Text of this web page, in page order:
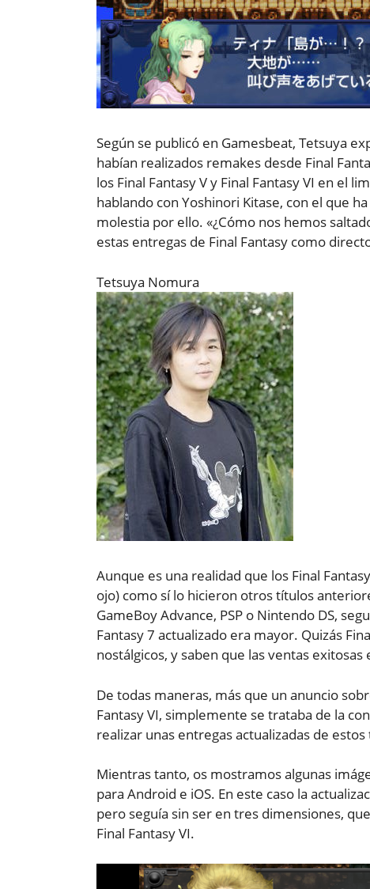
Según se publicó en Gamesbeat, Tetsuya
habían realizados remakes desde Final
los Final Fantasy V y Final Fantasy VI en el
hablando con Yoshinori Kitase, con el que
molestia por ello. «¿Cómo nos hemos
estas entregas de Final Fantasy como
Tetsuya Nomura
Aunque es una realidad que los Final
ojo) como sí lo hicieron otros títulos
GameBoy Advance, PSP o Nintendo DS,
Fantasy 7 actualizado era mayor. Quizás
nostálgicos, y saben que las ventas
De todas maneras, más que un anuncio
Fantasy VI, simplemente se trataba de la
realizar unas entregas actualizadas de
Mientras tanto, os mostramos algunas
para Android e iOS. En este caso la
pero seguía sin ser en tres dimensiones,
Final Fantasy VI.